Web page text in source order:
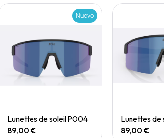
Quick View
Nuevo
Lunettes de soleil P004
89,00 €
89,00 €